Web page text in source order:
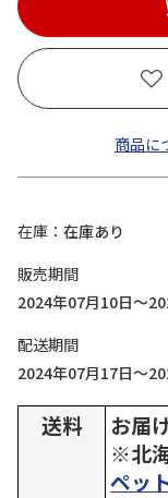
商品に
在庫
在庫あり
販売期間
2024年07月10日～
配送期間
2024年07月17日～
送料
お届
※北
ペッ